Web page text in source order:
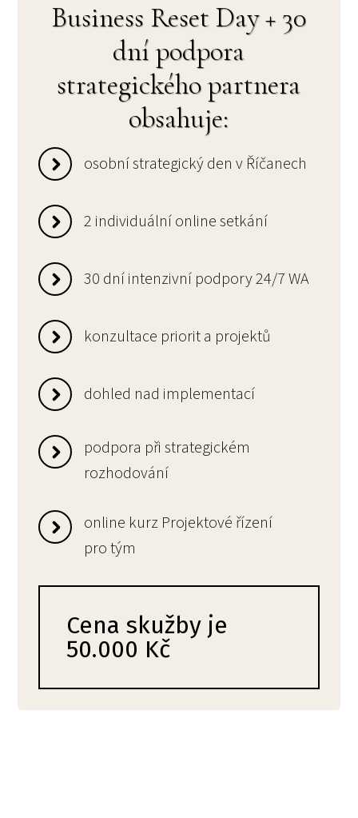
Business Reset Day + 30
dní podpora
strategického partnera
obsahuje:
osobní strategický den v Říčanech
2 individuální online setkání
30 dní intenzivní podpory 24/7 WA
konzultace priorit a projektů
dohled nad implementací
podpora při strategickém
rozhodování
online kurz Projektové řízení
pro tým
Cena skužby je
50.000 Kč